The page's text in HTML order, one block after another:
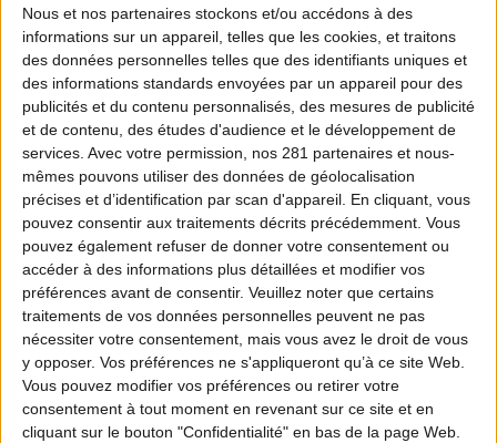
Nous et nos partenaires stockons et/ou accédons à des
informations sur un appareil, telles que les cookies, et traitons
des données personnelles telles que des identifiants uniques et
des informations standards envoyées par un appareil pour des
publicités et du contenu personnalisés, des mesures de publicité
et de contenu, des études d'audience et le développement de
services. Avec votre permission, nos 281 partenaires et nous-
mêmes pouvons utiliser des données de géolocalisation
précises et d’identification par scan d'appareil. En cliquant, vous
pouvez consentir aux traitements décrits précédemment. Vous
pouvez également refuser de donner votre consentement ou
accéder à des informations plus détaillées et modifier vos
préférences avant de consentir. Veuillez noter que certains
traitements de vos données personnelles peuvent ne pas
nécessiter votre consentement, mais vous avez le droit de vous
y opposer. Vos préférences ne s'appliqueront qu’à ce site Web.
Vous pouvez modifier vos préférences ou retirer votre
consentement à tout moment en revenant sur ce site et en
cliquant sur le bouton "Confidentialité" en bas de la page Web.
Dates de chasse dans ce département
Ouverture :
du 26 juillet 2026 au lever du soleil
Fermeture :
au dimanche 31 janvier 2027 inclus au coucher du
soleil.
Pour connaître le détail de l'arrêté relatif à
l'ouverture et à la clôture de la chasse de la
Martinique,
cliquez ici